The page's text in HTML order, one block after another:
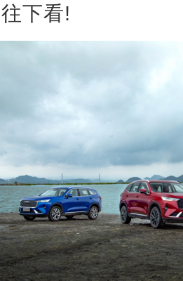
下看!